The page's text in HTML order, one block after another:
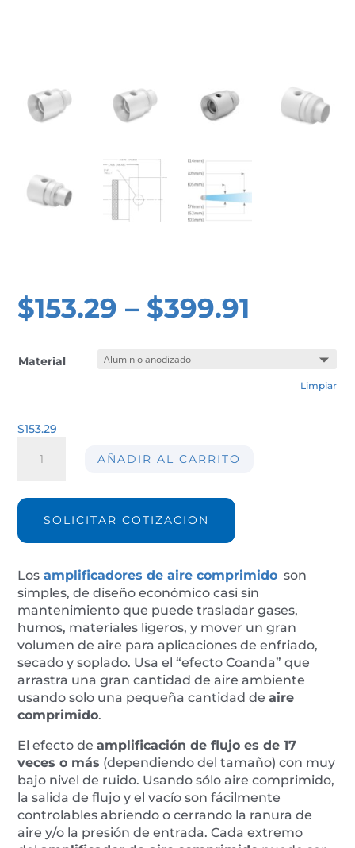
$153.29 – $399.91
Material
Limpiar
$153.29
comprimido
AMP01
AÑADIR AL CARRITO
SOLICITAR COTIZACION
Los amplificadores de aire comprimido son
simples, de diseño económico casi sin
mantenimiento que puede trasladar gases,
humos, materiales ligeros, y mover un gran
volumen de aire para aplicaciones de enfriado,
secado y soplado. Usa el “efecto Coanda” que
arrastra una gran cantidad de aire ambiente
usando solo una pequeña cantidad deaire
comprimido.
El efecto deamplificación de flujo es de 17
veces o más (dependiendo del tamaño) con muy
bajo nivel de ruido. Usando sólo aire comprimido,
la salida de flujo y el vacío son fácilmente
controlables abriendo o cerrando la ranura de
aire y/o la presión de entrada. Cada extremo